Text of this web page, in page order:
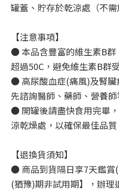
罐蓋、貯存於乾涼處（不需
【注意事項】
● 本品含豐富的維生素B群
超過50C，避免維生素B群
● 高尿酸血症(痛風)及腎
先諮詢醫師、藥師、營養
● 開罐後請盡快食用完畢
涼乾燥處，以確保最佳品質
【退換貨須知】
● 商品到貨隔日享7天鑑賞
(猶豫)期非試用期】，辦理